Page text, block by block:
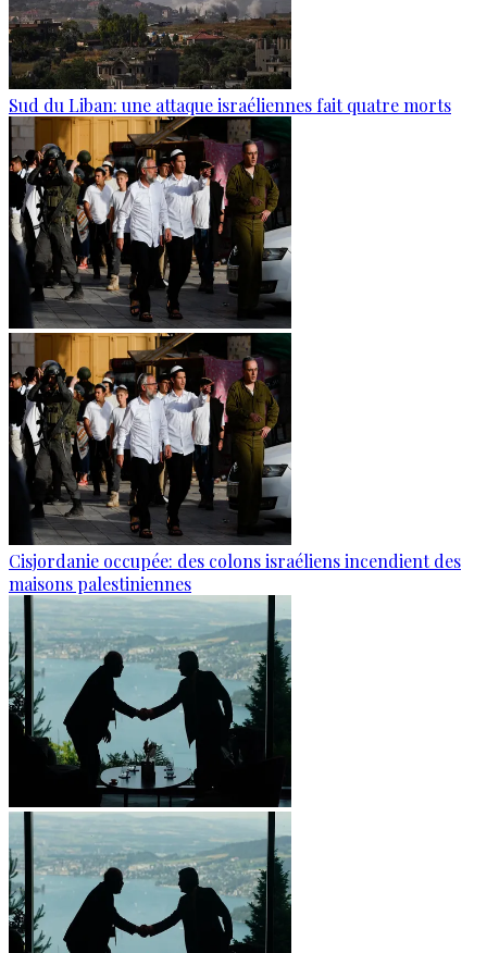
Sud du Liban: une attaque israéliennes fait quatre morts
Cisjordanie occupée: des colons israéliens incendient des
maisons palestiniennes